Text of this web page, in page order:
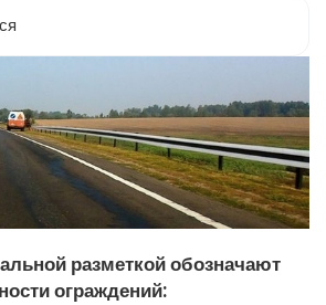
разметкой обозначают
ограждений: